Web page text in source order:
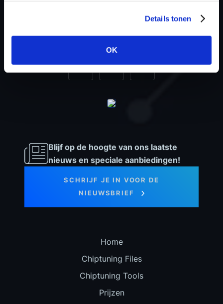
Details tonen
OK
Nederland
+31 35 820 0967
info@dyno-Voor tool support,
Blijf op de hoogte van ons laatste
nieuws en speciale aanbiedingen!
SCHRIJF JE IN VOOR DE
NIEUWSBRIEF
Home
Chiptuning Files
Chiptuning Tools
Prijzen